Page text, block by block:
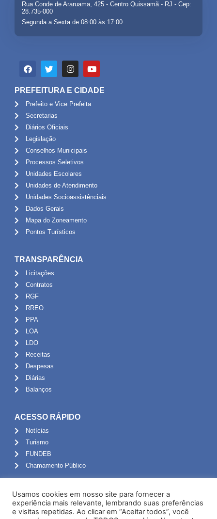
Rua Conde de Araruama, 425 - Centro Quissamã - RJ - Cep:
28.735-000
Segunda a Sexta de 08:00 às 17:00
PREFEITURA E CIDADE
Prefeito e Vice Prefeita
Secretarias
Diários Oficiais
Legislação
Conselhos Municipais
Processos Seletivos
Unidades Escolares
Unidades de Atendimento
Unidades Socioassistênciais
Dados Gerais
Mapa do Zoneamento
Pontos Turísticos
TRANSPARÊNCIA
Licitações
Contratos
RGF
RREO
PPA
LOA
LDO
Receitas
Despesas
Diárias
Balanços
ACESSO RÁPIDO
Notícias
Turismo
FUNDEB
Chamamento Público
Portal do Servidor
Webmail
Usamos cookies em nosso site para fornecer a
experiência mais relevante, lembrando suas preferências
e visitas repetidas. Ao clicar em “Aceitar todos”, você